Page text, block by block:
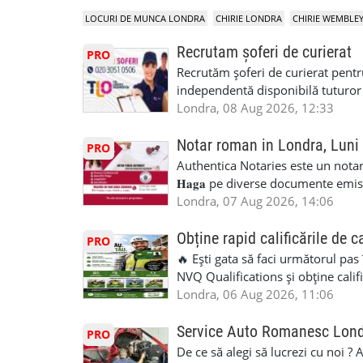
LOCURI DE MUNCA LONDRA CHIRIE LONDRA CHIRIE WEMBLEY
PRO Recrutam șoferi de curierat
Recrutăm șoferi de curierat
independentă disponibilă
experiența, deoarece se va
GBP-170,00 GBP/zi + TVA
performanță de 10 GBP + 1,8
Kilometraj folosit in interes de
perioada anului Bonus pentru
diversificata si motivata Luare
comunicare și un proces
management superior SMS-uri
așteptați pentru a fi plătit
pachete, conducând și coborând
siguranță pe drum Operați un
telefonul ) Salutați și
pozitivă Cerințe ale unui șofer
Londra, 08 Aug 2026, 12:33
PRO Notar roman in Londra, Luni
Authentica Notaries este un
𝐇𝐚𝐠𝐚 pe diverse documente
căsătorie) ♦ 𝐩𝐫𝐨𝐜𝐮𝐫𝐢 ♦
împrumut în România) ♦ 𝐭𝐫𝐚𝐝𝐮𝐜𝐞𝐫𝐢
judiciar din România ♦Certificat
Identificari (ex.ID1) Legal, fără
sâmbăta 🕒 Program: • Luni -
Telefon/WhatsApp: 0792 831
Londra, 07 Aug 2026, 14:06
PRO Obține rapid calificările de
🔥 Ești gata să faci următorul
NVQ Qualifications și obține
Calificări recunoscute în UK ✅
competențele 👷 Indiferent dacă
oficială, noi te ajutăm să alegi
Londra, 06 Aug 2026, 11:06
PRO Service Auto Romanesc
De ce să alegi să lucrezi cu noi